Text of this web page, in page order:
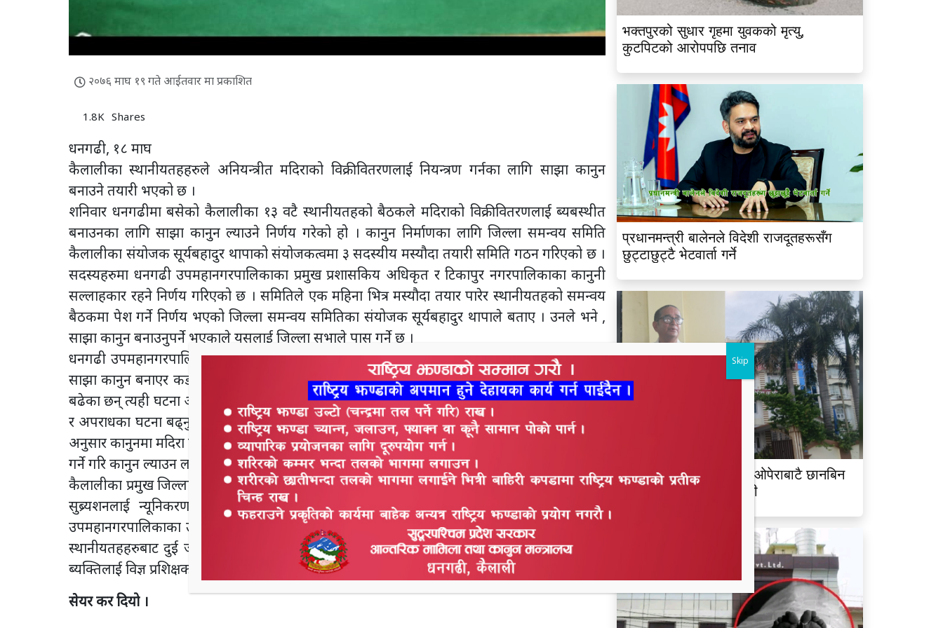
२०७६ माघ १९ गते आईतवार मा प्रकाशित
1.8K Shares
धनगढी, १८ माघ
कैलालीका स्थानीयतहहरुले अनियन्त्रीत मदिराको विक्रीवितरणलाई नियन्त्रण गर्नका लागि साझा कानुन
बनाउने तयारी भएको छ ।
शनिवार धनगढीमा बसेको कैलालीका १३ वटै स्थानीयतहको बैठकले मदिराको विक्रीवितरणलाई ब्यबस्थीत
बनाउनका लागि साझा कानुन ल्याउने निर्णय गरेको हो । कानुन निर्माणका लागि जिल्ला समन्वय समिति
कैलालीका संयोजक सूर्यबहादुर थापाको संयोजकत्वमा ३ सदस्यीय मस्यौदा तयारी समिति गठन गरिएको छ ।
सदस्यहरुमा धनगढी उपमहानगरपालिकाका प्रमुख प्रशासकिय अधिकृत र टिकापुर नगरपालिकाका कानुनी
सल्लाहकार रहने निर्णय गरिएको छ । समितिले एक महिना भित्र मस्यौदा तयार पारेर स्थानीयतहको समन्वय
बैठकमा पेश गर्ने निर्णय भएको जिल्ला समन्वय समितिका संयोजक सूर्यबहादुर थापाले बताए । उनले भने ,
साझा कानुन बनाउनुपर्ने भएकाले यसलाई जिल्ला सभाले पास गर्ने छ ।
धनगढी उपमहानगरपालिकाका प्रमुख नृपबहादुर वडले पछिल्लो समयमा आत्महत्याका घटना बढ्दै गएकाले
साझा कानुन बनाएर कडाई गर्नुपर्ने अवस्था आएको बताए । उनले भने, मदिराका कारण घरेलु हिंसाका घटना
बढेका छन् त्यही घटना आत्महत्यामा परिणत भएका छन् । नगरप्रमुख वडले कैलालीमा दैनिक जसो आत्महत्या
र अपराधका घटना बढ्नुको पछाडी अनियन्त्रीत मदिराको विक्रीवितरण हुनु भएको बताए । नगरप्रमुख वडका
अनुसार कानुनमा मदिरा विक्रीवितरण गर्ने समय, क्षेत्र लगायत मदिरा सेवन गर्नेका लागि समेत कार्डको ब्यबस्था
गर्ने गरि कानुन ल्याउन लागिएको छ ।
कैलालीका प्रमुख जिल्ला अधिकारी यज्ञराज बोहराले मदिराको विक्रीवितरणलाई ब्यबस्थीत गर्ने, लागुपर्दाथको
सुब्र्यशनलाई न्यूनिकरण गर्नका लागि अभियान चलाउने लगायतका निर्णय भएको बताए । धनगढी
उपमहानगरपालिकाका उपप्रमुख सुशीला मिश्र भट्टले लागुपदार्थको दुब्र्यशनलाई न्यूनिकरण गर्नका लागि सबै
स्थानीयतहहरुबाट दुई जनालाई श्रोत ब्यक्तिको रुपमा तयार पार्ने निर्णय भएको बताईन । उनले भनिन्, ती
ब्यक्तिलाई विज्ञ प्रशिक्षकहरुबाट तालिम दिईने छ त्यसको समन्वय धनगढी उमनपाले गर्ने बताइन ।
सेयर कर दियो ।
भक्तपुरको सुधार गृहमा युवकको मृत्यु,
कुटपिटको आरोपपछि तनाव
प्रधानमन्त्री बालेनले विदेशी राजदूतहरूसँग
छुट्टाछुट्टै भेटवार्ता गर्ने
निर्मला हत्याकाण्डमा होटल ओपेराबाटै छानबिन
हुनुपर्छ ः पत्रकार भण्डारी
Skip